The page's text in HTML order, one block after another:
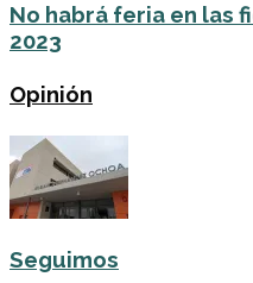
No habrá feria en las
2023
Opinión
Seguimos